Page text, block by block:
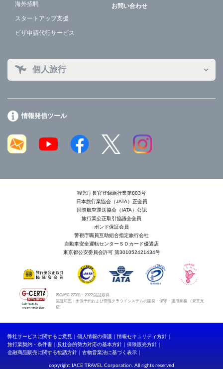
海外招聘
スタートアップ支援
ビザ申請代行サービス
お問い合わせ
個人旅行
情報発信ツール
観光庁長官登録旅行業第883号
日本旅行業協会（JATA）正会員
国際航空運送協会（IATA）公認
旅行業公正取引協議会会員
ボンド保証会員
警視庁職員互助組合指定旅行会社
自動車安全運転センターＳＤカード優遇店
東京都公安委員会許可 第301052421434号
ISO/IEC 27001：2022 認証取得
認証範囲：出張予約および管理クラウドシステムの開発・保守・運用業務 （東京支
店）
弊社サービスに関するご意見 個人情報の保護
情報セキュリティ方針
旅行業契約・条件書
反社会的勢力対応の基本方針
保険販売方針
金融商品販売に関する勧誘方針
古物営業法に基づく表示
copyright IACE TRAVEL Corporation. All rights reserved